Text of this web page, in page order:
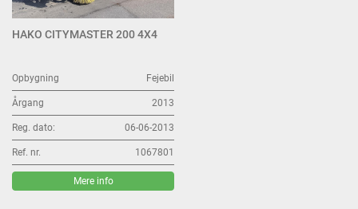
HAKO CITYMASTER 200 4X4
Opbygning Fejebil
Årgang 2013
Reg. dato: 06-06-2013
Ref. nr. 1067801
Mere info